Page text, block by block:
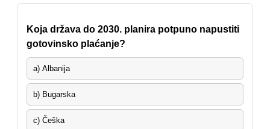
Koja država do 2030. planira potpuno napustiti
gotovinsko plaćanje?
a) Albanija
b) Bugarska
c) Češka